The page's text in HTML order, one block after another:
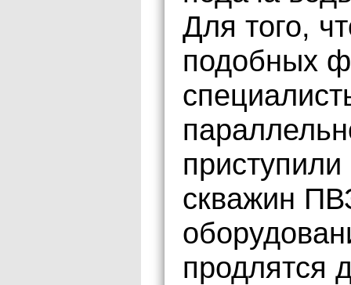
Для того,
подобных
скважин
продлятся